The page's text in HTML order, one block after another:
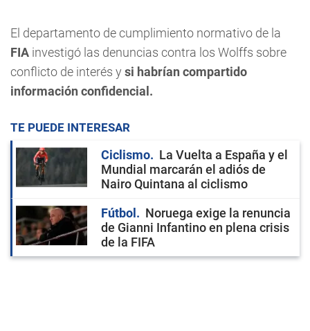
El departamento de cumplimiento normativo de la
FIA investigó las denuncias contra los Wolffs sobre
conflicto de interés y si habrían compartido
información confidencial.
TE PUEDE INTERESAR
Ciclismo
La Vuelta a España y el
Mundial marcarán el adiós de
Nairo Quintana al ciclismo
Fútbol
Noruega exige la renuncia
de Gianni Infantino en plena crisis
de la FIFA